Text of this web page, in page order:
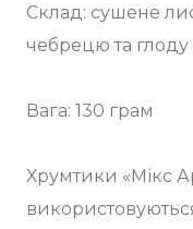
Склад: сушене
чебрецю та глоду
Вага: 130 грам
Хрумтики «Мікс